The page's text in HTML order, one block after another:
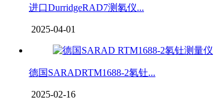
进口DurridgeRAD7测氡仪...
2025-04-01
德国SARADRTM1688-2氡钍...
2025-02-16